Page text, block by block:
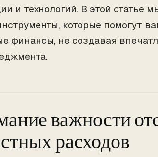
и технологий. В этой статье
которые помогут
финансы, не создавая
важности
расходов